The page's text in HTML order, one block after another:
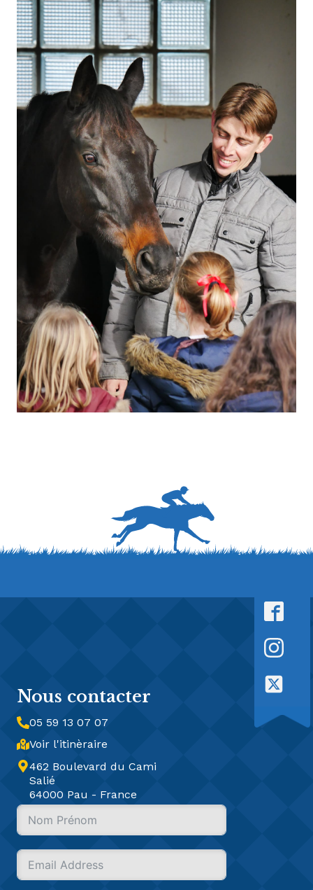
Nous contacter
05 59 13 07 07
Voir l'itinèraire
462 Boulevard du Cami
Salié
64000 Pau - France